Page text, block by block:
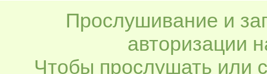
Прослушивание и
авторизации
Чтобы прослушать или